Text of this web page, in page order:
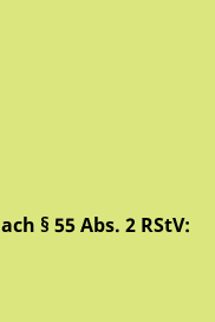
§ 55 Abs. 2 RStV: